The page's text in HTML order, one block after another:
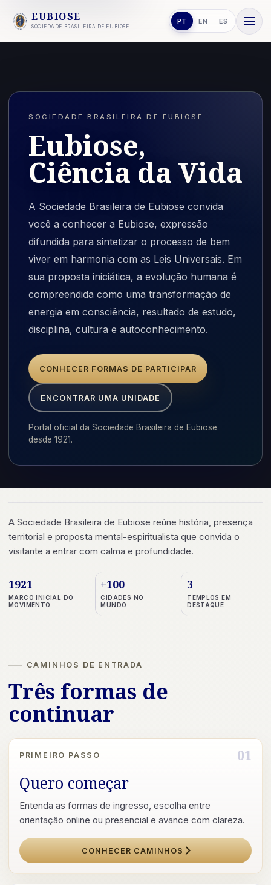
EUBIOSE
SOCIEDADE BRASILEIRA DE EUBIOSE
PT EN ES
SOCIEDADE BRASILEIRA DE EUBIOSE
Eubiose,
Ciência da Vida
A Sociedade Brasileira de Eubiose convida
você a conhecer a Eubiose, expressão
difundida para sintetizar o processo de bem
viver em harmonia com as Leis Universais. Em
sua proposta iniciática, a evolução humana é
compreendida como uma transformação de
energia em consciência, resultado de estudo,
disciplina, cultura e autoconhecimento.
CONHECER FORMAS DE PARTICIPAR
ENCONTRAR UMA UNIDADE
Portal oficial da Sociedade Brasileira de Eubiose
desde 1921.
A Sociedade Brasileira de Eubiose reúne história, presença
territorial e proposta mental-espiritualista que convida o
visitante a entrar com calma e profundidade.
1921
MARCO INICIAL DO
MOVIMENTO
+100
CIDADES NO
MUNDO
3
TEMPLOS EM
DESTAQUE
CAMINHOS DE ENTRADA
Três formas de
continuar
PRIMEIRO PASSO 01
Quero começar
Entenda as formas de ingresso, escolha entre
orientação online ou presencial e avance com clareza.
CONHECER CAMINHOS